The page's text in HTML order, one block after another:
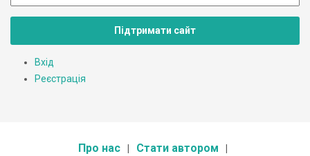
Підтримати сайт
Вхід
Реєстрація
Про нас Стати автором